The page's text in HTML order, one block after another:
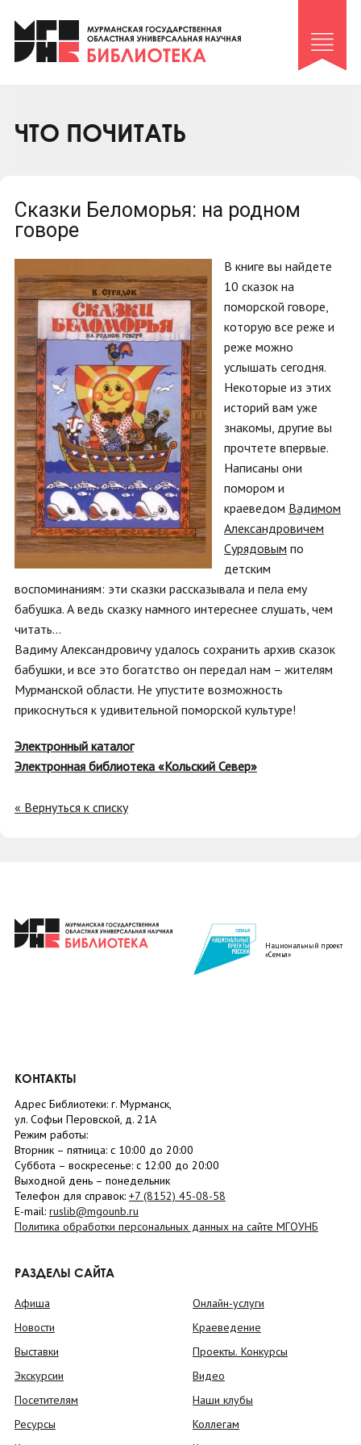
Клуб «Гиря и сельдерей»
Клуб «Семейный архив»
Коллегам
ЧТО ПОЧИТАТЬ
Сказки Беломорья: на родном
говоре
В книге вы найдете
10 сказок на
поморской говоре,
которую все реже и
реже можно
услышать сегодня.
Некоторые из этих
историй вам уже
знакомы, другие вы
прочтете впервые.
Написаны они
помором и
краеведом Вадимом
Александровичем
Сурядовым по
детским
воспоминаниям: эти сказки рассказывала и пела ему
бабушка. А ведь сказку намного интереснее слушать, чем
читать…
Вадиму Александровичу удалось сохранить архив сказок
бабушки, и все это богатство он передал нам – жителям
Мурманской области. Не упустите возможность
прикоснуться к удивительной поморской культуре!
Электронный каталог
Электронная библиотека «Кольский Север»
« Вернуться к списку
Национальный проект
«Семья»
КОНТАКТЫ
Адрес Библиотеки: г. Мурманск,
ул. Софьи Перовской, д. 21А
Режим работы:
Вторник – пятница: с 10:00 до 20:00
Суббота – воскресенье: c 12:00 до 20:00
Выходной день – понедельник
Телефон для справок: +7 (8152) 45-08-58
E-mail: ruslib@mgounb.ru
Политика обработки персональных данных на сайте МГОУНБ
РАЗДЕЛЫ САЙТА
Афиша
Новости
Выставки
Экскурсии
Посетителям
Ресурсы
Онлайн-услуги
Краеведение
Проекты. Конкурсы
Видео
Наши клубы
Коллегам